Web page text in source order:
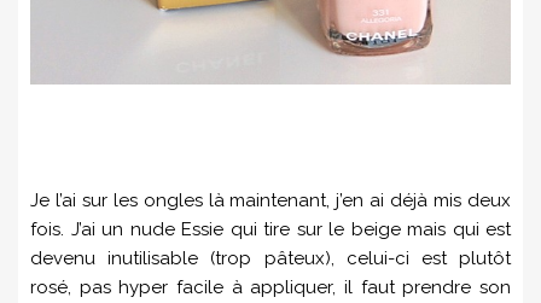
Je l’ai sur les ongles là maintenant, j’en ai déjà mis deux
fois. J’ai un nude Essie qui tire sur le beige mais qui est
devenu inutilisable (trop pâteux), celui-ci est plutôt
rosé, pas hyper facile à appliquer, il faut prendre son